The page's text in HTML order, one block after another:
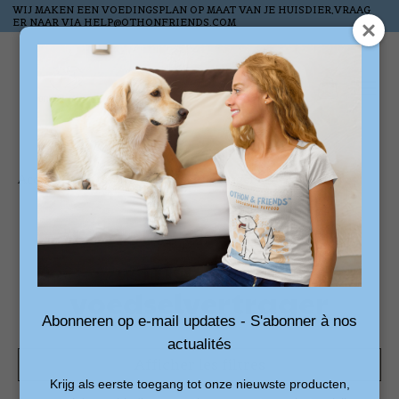
WIJ MAKEN EEN VOEDINGSPLAN OP MAAT VAN JE HUISDIER,VRAAG
ER NAAR VIA HELP@OTHONFRIENDS.COM
Liste de
Accueil / Mots-clés / voedselvertrager
Produits associés au
mot-clé
Abonneren op e-mail updates - S'abonner à nos
actualités
Krijg als eerste toegang tot onze nieuwste producten,